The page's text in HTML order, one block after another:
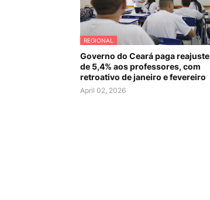
REGIONAL
Governo do Ceará paga reajuste
de 5,4% aos professores, com
retroativo de janeiro e fevereiro
April 02, 2026